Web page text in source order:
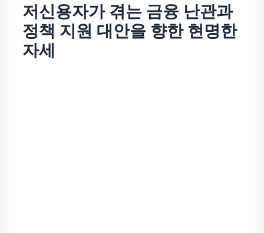
저신용자가 겪는 금융 난관과
정책 지원 대안을 향한 현명한
자세